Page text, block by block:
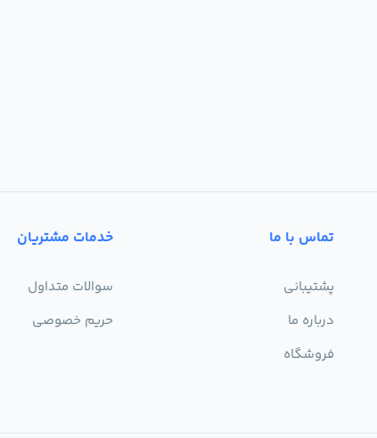
تماس با ما
پشتیبانی
درباره ما
فروشگاه
خدمات مشتریان
سوالات متداول
حریم خصوصی